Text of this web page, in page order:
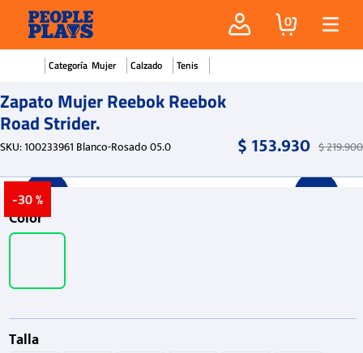
0
Mujer Calzado Tenis
Zapato Mujer Reebok Reebok
Road Strider.
SKU:100233961 Blanco-Rosado 05.0 $153.930 $219.900
-30 %
Color
Talla